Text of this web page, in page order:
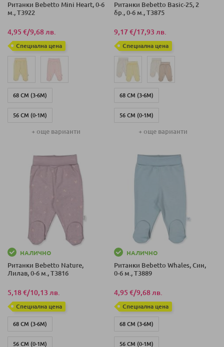
Ританки Bebetto Mini Heart, 0-6
м., T3922
4,95 €/9,68 лв.
Специална цена
68 СМ (3-6М)
56 СМ (0-1М)
62 СМ (1-3 М)
+ още варианти
Ританки Bebetto Basic-25, 2
бр., 0-6 м., T3875
9,17 €/17,93 лв.
Специална цена
68 СМ (3-6М)
56 СМ (0-1М)
62 СМ (1-3 М)
+ още варианти
НАЛИЧНО
Ританки Bebetto Nature,
Лилав, 0-6 м., T3816
5,18 €/10,13 лв.
Специална цена
68 СМ (3-6М)
56 СМ (0-1М)
НАЛИЧНО
Ританки Bebetto Whales, Син,
0-6 м., T3889
4,95 €/9,68 лв.
Специална цена
68 СМ (3-6М)
56 СМ (0-1М)